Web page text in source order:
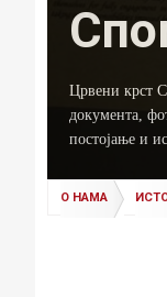
Црвени крст
документа,
постојање и
О НАМА